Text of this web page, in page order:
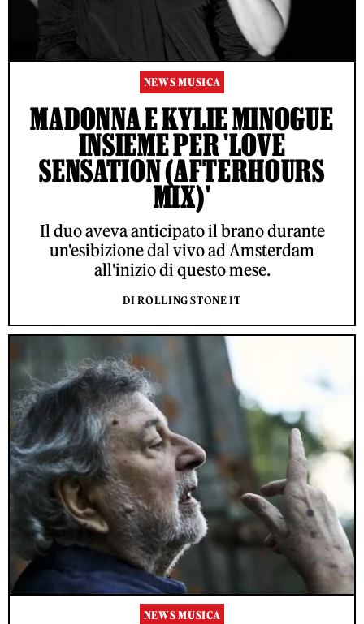
NEWS MUSICA
MADONNA E KYLIE MINOGUE
INSIEME PER 'LOVE
SENSATION (AFTERHOURS
MIX)'
Il duo aveva anticipato il brano durante
un'esibizione dal vivo ad Amsterdam
all'inizio di questo mese.
DI ROLLING STONE IT
NEWS MUSICA